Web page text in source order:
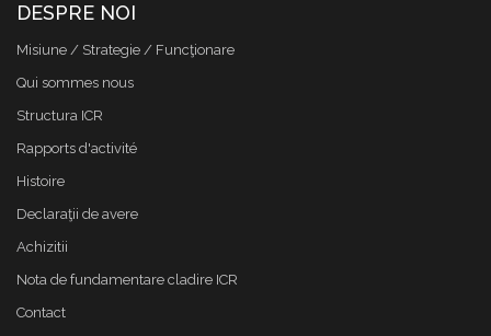
DESPRE NOI
Misiune / Strategie / Funcţionare
Qui sommes nous
Structura ICR
Rapports d'activité
Histoire
Declaraţii de avere
Achizitii
Nota de fundamentare cladire ICR
Contact